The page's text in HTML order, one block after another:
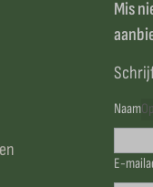
Mis
Naam
E-